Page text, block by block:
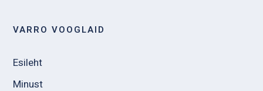
VARRO VOOGLAID
Esileht
Minust